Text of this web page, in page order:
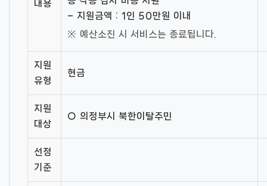
내용
– 지원금액 : 1인 50만원 이내
※ 예산소진 시 서비스는 종료됩니다.
지원
유형
현금
지원
대상
○ 의정부시 북한이탈주민
선정
기준